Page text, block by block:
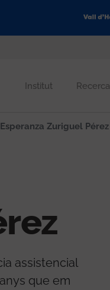
Institut Recerca
Esperanza Zuriguel Pérez
assistencial
que em